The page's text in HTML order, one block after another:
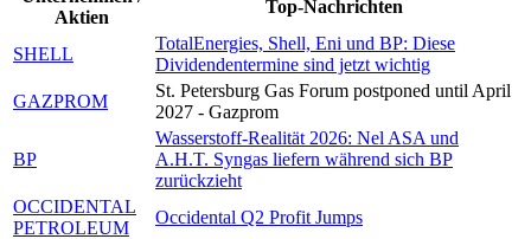
Aktien
Top-Nachrichten
SHELL
TotalEnergies, Shell, Eni und BP: Diese
Dividendentermine sind jetzt wichtig
GAZPROM
St. Petersburg Gas Forum postponed until April
2027 - Gazprom
BP
Wasserstoff-Realität 2026: Nel ASA und
A.H.T. Syngas liefern während sich BP
zurückzieht
OCCIDENTAL
PETROLEUM
Occidental Q2 Profit Jumps